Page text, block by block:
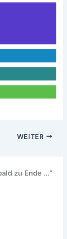
WEITER
zu Ende …“